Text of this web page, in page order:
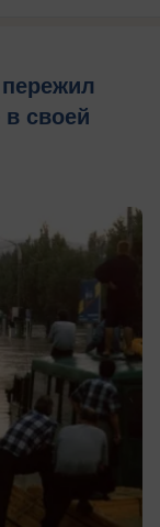
своей